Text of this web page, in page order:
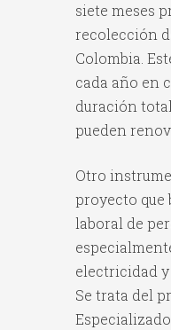
siete meses
recolección
Colombia.
cada año en
duración
pueden
Otro
proyecto que
laboral de
electricidad
Se trata del